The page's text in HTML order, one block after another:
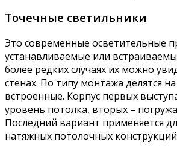
Точечные светильники
Это современные осветительные
устанавливаемые или
более редких случаях их можно
стенах. По типу монтажа делятся
встроенные. Корпус первых
уровень потолка, вторых –
Последний вариант применяется
натяжных потолочных